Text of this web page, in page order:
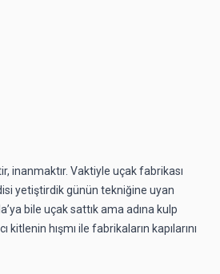
inanmaktır. Vaktiyle uçak fabrikası
yetiştirdik günün tekniğine uyan
bile uçak sattık ama adına kulp
kitlenin hışmı ile fabrikaların kapılarını